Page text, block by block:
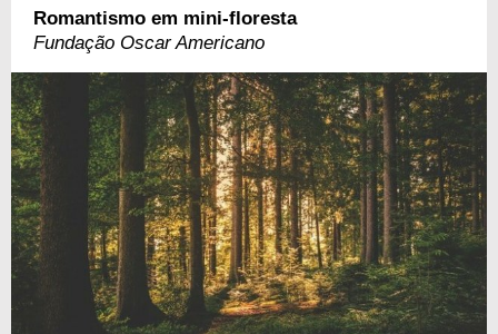
Romantismo em mini-floresta
Fundação Oscar Americano